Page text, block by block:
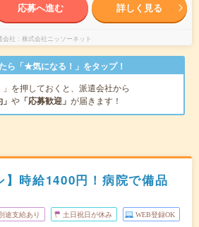
応募へ進む 詳しく見る
会社 株式会社ニッソーネット
ら「★気になる！」をタップ！
」を押しておくと、派遣会社から
や 「応募歓迎」 が届きます！
】時給1400円！病院で備品
途支給あり 土日祝日が休み WEB登録OK